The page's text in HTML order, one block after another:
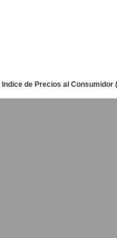
Indice de Precios al Consumidor